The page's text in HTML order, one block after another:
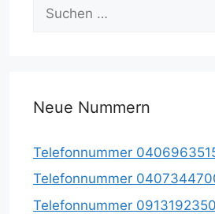
nach:
Neue Nummern
Telefonnummer
Telefonnummer
Telefonnummer